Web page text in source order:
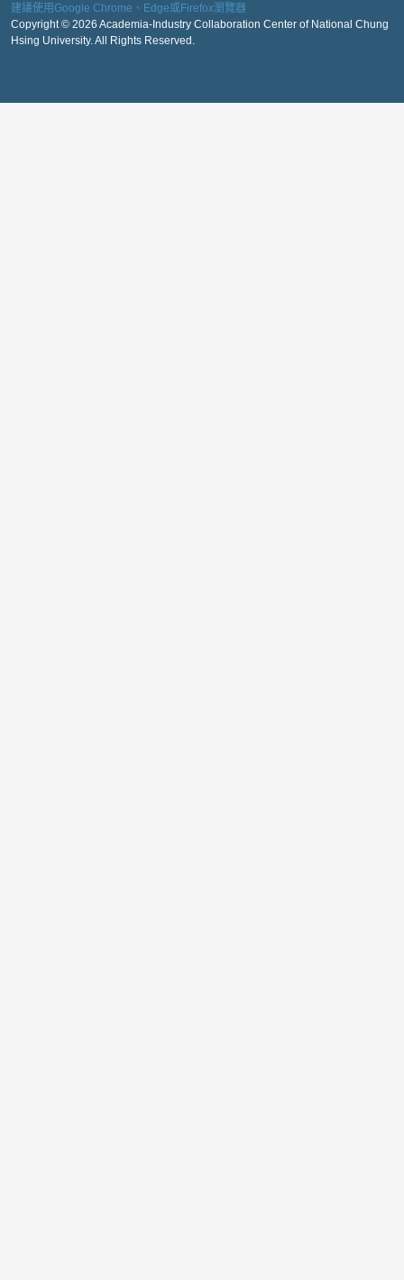
建議使用Google Chrome、Edge或Firefox瀏覽器
Copyright © 2026 Academia-Industry Collaboration Center of National Chung
Hsing University. All Rights Reserved.